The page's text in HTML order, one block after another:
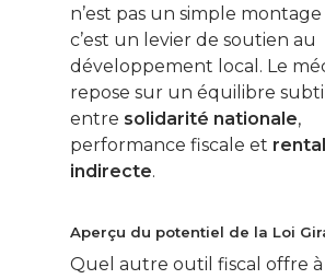
n’est pas un simple
c’est un levier de soutien au
développement local. Le
repose sur un équilibre subtil
entre solidarité nationale,
performance fiscale et
indirecte.
Aperçu du potentiel de la Loi
Quel autre outil fiscal offre à